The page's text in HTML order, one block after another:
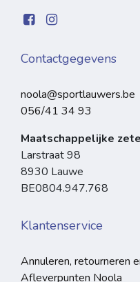
Contactgegevens
noola@sportlauwers.be
056/41 34 93
Maatschappelijke
Larstraat 98
8930 Lauwe
BE0804.947.768
Klantenservice
Annuleren, retourneren
Afleverpunten Noola